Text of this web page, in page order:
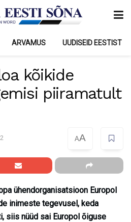
ARVAMUS UUDISEID EESTIST
kõikide
piiramatult
AA
ühendorganisatsioon Europol
inimeste tegevusel, keda
siis nüüd sai Europol õiguse